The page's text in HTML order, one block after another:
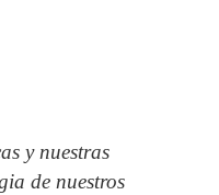
y nuestras
de nuestros